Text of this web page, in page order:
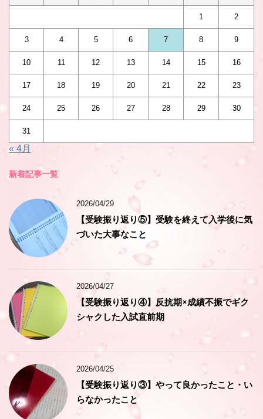
1 2
3 4 5 6 7 8 9
10 11 12 13 14 15 16
17 18 19 20 21 22 23
24 25 26 27 28 29 30
31
« 4月
新着記事一覧
2026/04/29
【受験振り返り⑤】受験を終えて入学後に気
づいた大事なこと
2026/04/27
【受験振り返り④】反抗期×成績不振でギク
シャクした入試直前期
2026/04/25
【受験振り返り③】やって良かったこと・い
らなかったこと